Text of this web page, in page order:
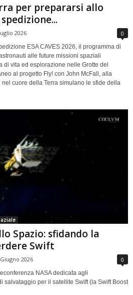
per prepararsi allo
2026 0
ESA CAVES 2026, il programma di
alle future missioni spaziali
di vita ed esplorazione nelle Grotte del
al progetto Fly! con John McFall, alla
cuore della Terra simulano le sfide della
Spazio: sfidando la
Swift
2026 0
NASA dedicata agli
salvataggio per il satellite Swift (la Swift Boost